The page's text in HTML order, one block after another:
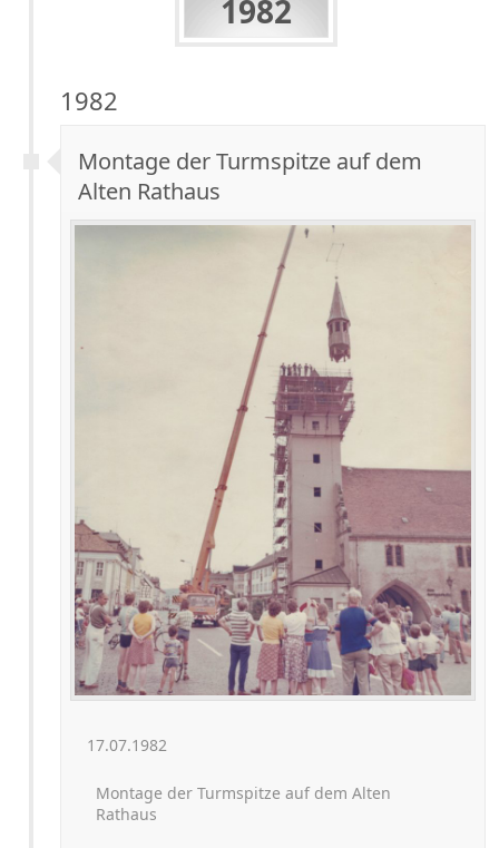
1982
1982
Montage der Turmspitze auf dem
Alten Rathaus
17.07.1982
Montage der Turmspitze auf dem Alten
Rathaus